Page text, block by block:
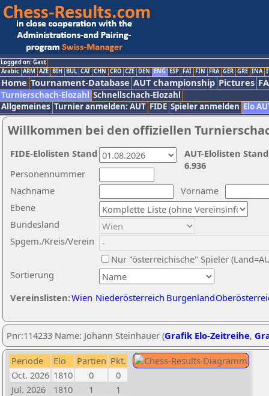
Logged on: Gast
Arabic ARM AZE BIH BUL CAT CHN CRO CZE DEN ENG ESP FAI FIN FRA GER GRE INA
Home Tournament-Database AUT championship Pictures
Turnierschach-Elozahl Schnellschach-Elozahl
Allgemeines Turnier anmelden: AUT FIDE Spieler anmelden Elo
Willkommen bei den offiziellen
Nachname
Vorname
Ebene
Sortierung
Personennummer
Bundesland
Spgem./Kreis/Verein
Nur "österreichische" Spieler
Vereinslisten:Wien Niederösterreich Burgenland
AUT-Elolisten
6.936
FIDE-Elolisten Stand
Pnr:114233 Name: Johann Steinhauer (Grafik Elo-Zeitreihe,
Periode Elo Partien Pkt.
Oct. 2026 1810 0
0
Jul. 2026
1810 1
1